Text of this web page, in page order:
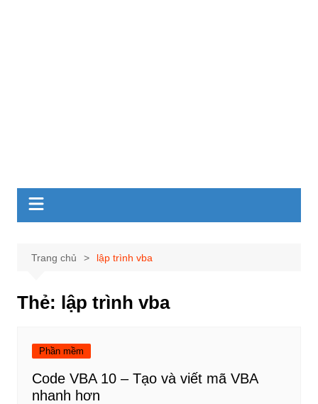
Trang chủ lập trình vba
Thẻ: lập trình vba
Phần mềm
Code VBA 10 – Tạo và viết mã VBA
nhanh hơn